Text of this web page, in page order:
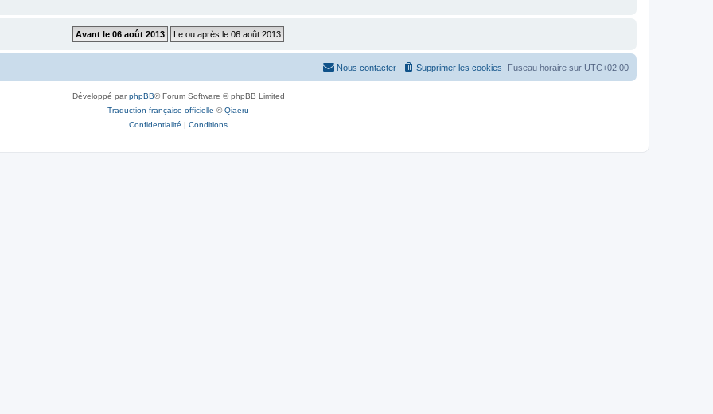
Fuseau horaire sur UTC+02:00
Supprimer les cookies
Nous contacter
Développé parphpBB® Forum Software © phpBB Limited
Traduction française officielle ©Qiaeru
Confidentialité | Conditions